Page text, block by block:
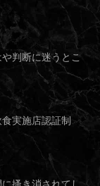
判断に迷うとこ
実施店認証制